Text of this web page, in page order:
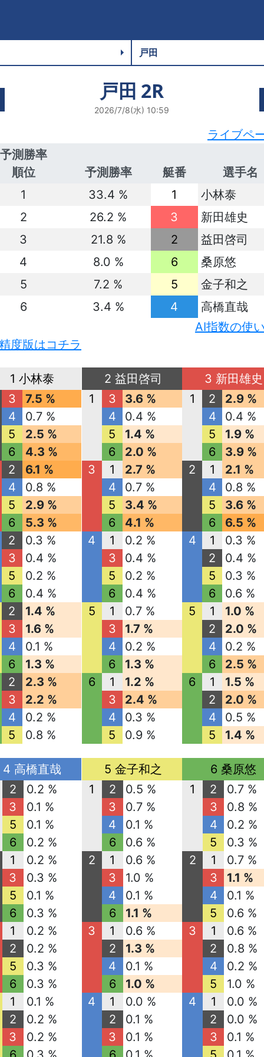
戸田 2R
2026/7/8(水) 10:59
ライブペ
予測勝率
順位
予測勝率 艇番
選手名
1
33.4 % 1
小林泰
2
26.2 % 3
新田雄史
3
21.8 % 2
益田啓司
4
8.0 % 6
桑原悠
5
7.2 % 5
金子和之
6
3.4 % 4
高橋直哉
AI指数の使
度版はコチラ
1 小林泰
3
7.5 %
4
0.7 %
5
2.5 %
6
4.3 %
2
6.1 %
4
0.8 %
5
2.9 %
6
5.3 %
2
0.3 %
3
0.4 %
5
0.2 %
6
0.4 %
2
1.4 %
3
1.6 %
4
0.1 %
6
1.3 %
2
2.3 %
3
2.2 %
4
0.2 %
5
0.8 %
2 益田啓司
1
3
3.6 %
4
0.4 %
5
1.4 %
6
2.0 %
3
1
2.7 %
4
0.7 %
5
3.4 %
6
4.1 %
4
1
0.2 %
3
0.4 %
5
0.2 %
6
0.4 %
5
1
0.7 %
3
1.7 %
4
0.2 %
6
1.3 %
6
1
1.2 %
3
2.4 %
4
0.3 %
5
0.9 %
3 新田雄史
1
2
2.9 %
4
0.4 %
5
1.9 %
6
3.9 %
2
1
2.1 %
4
0.8 %
5
3.6 %
6
6.5 %
4
1
0.3 %
2
0.4 %
5
0.3 %
6
0.6 %
5
1
1.0 %
2
2.0 %
4
0.2 %
6
2.5 %
6
1
1.5 %
2
2.0 %
4
0.5 %
5
1.4 %
4 高橋直哉
2
0.2 %
3
0.1 %
5
0.1 %
6
0.2 %
1
0.2 %
3
0.3 %
5
0.1 %
6
0.3 %
1
0.2 %
2
0.2 %
5
0.3 %
6
0.3 %
1
0.1 %
2
0.2 %
3
0.2 %
5 金子和之
1
2
0.5 %
3
0.7 %
4
0.1 %
6
0.6 %
2
1
0.6 %
3
1.0 %
4
0.1 %
6
1.1 %
3
1
0.6 %
2
1.3 %
4
0.1 %
6
1.0 %
4
1
0.0 %
2
0.1 %
3
0.1 %
6 桑原悠
1
2
0.7 %
3
0.8 %
4
0.2 %
5
0.3 %
2
1
0.7 %
3
1.1 %
4
0.1 %
5
0.6 %
3
1
0.6 %
2
0.8 %
4
0.2 %
5
1.0 %
4
1
0.0 %
2
0.0 %
3
0.1 %